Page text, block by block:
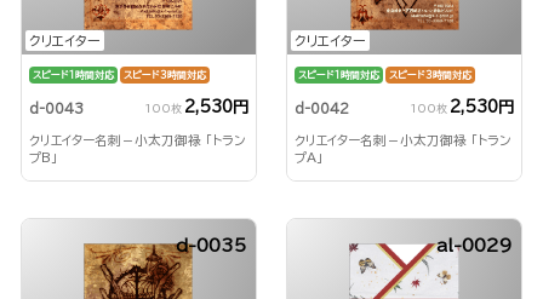
クリエイター
スピード1時間対応 スピード3時間対応
d-0043 100枚 2,530円
クリエイター名刺－小太刀御禄 「トラン
プB」
クリエイター
スピード1時間対応 スピード3時間対応
d-0042 100枚 2,530円
クリエイター名刺－小太刀御禄 「トラン
プA」
d-0035 al-0029